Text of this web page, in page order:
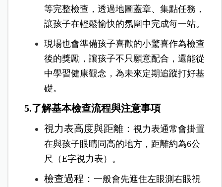
等完整檢查，透過地圖蓋章、集點任務，
讓孩子在輕鬆愉快的氛圍中完成每一站。
現場也會準備孩子喜歡的小驚喜作為檢查
後的獎勵，讓孩子不只願意配合，還能從
中學習健康觀念，為未來定期追蹤打好基
礎。
5.了解基本檢查流程與注意事項
視力表高度與距離：視力表通常會掛置
在與孩子眼睛同高的地方，距離約為6公
尺（E字視力表）。
檢查過程：一般會先遮住左眼測右眼視